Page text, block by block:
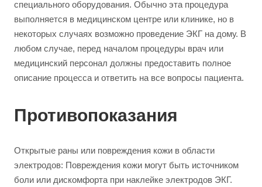
специального оборудования. Обычно эта процедура
выполняется в медицинском центре или клинике, но в
некоторых случаях возможно проведение ЭКГ на дому. В
любом случае, перед началом процедуры врач или
медицинский персонал должны предоставить полное
описание процесса и ответить на все вопросы пациента.
Противопоказания
Открытые раны или повреждения кожи в области
электродов: Повреждения кожи могут быть источником
боли или дискомфорта при наклейке электродов ЭКГ.